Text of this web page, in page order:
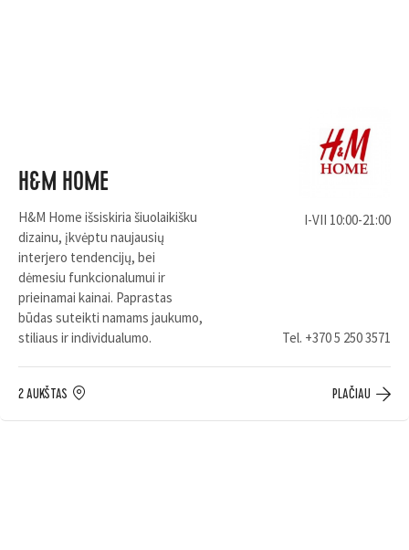
H&M HOME
H&M Home išsiskiria šiuolaikišku
dizainu, įkvėptu naujausių
interjero tendencijų, bei
dėmesiu funkcionalumui ir
prieinamai kainai. Paprastas
būdas suteikti namams jaukumo,
stiliaus ir individualumo.
I-VII 10:00-21:00
Tel. +370 5 250 3571
2 AUKŠTAS PLAČIAU